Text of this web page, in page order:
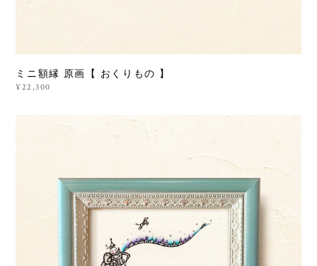
ミニ額縁 原画【 おくりもの 】
¥22,300